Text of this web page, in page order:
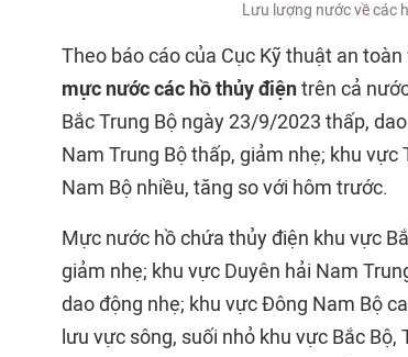
Lưu lượng nước về các
Theo báo cáo của Cục Kỹ thuật an
mực nước các hồ thủy điệntrên cả
Bắc Trung Bộ ngày 23/9/2023 thấp,
Nam Trung Bộ thấp, giảm nhẹ; khu
Nam Bộ nhiều, tăng so với hôm trước.
Mực nước hồ chứa thủy điện khu vực
giảm nhẹ; khu vực Duyên hải Nam
dao động nhẹ; khu vực Đông Nam Bộ
lưu vực sông, suối nhỏ khu vực Bắc